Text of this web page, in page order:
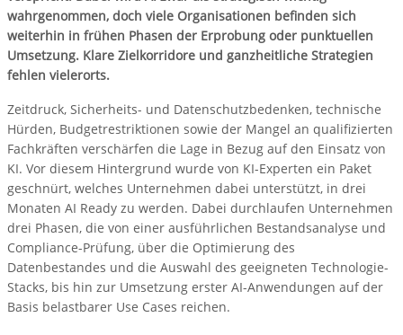
wahrgenommen, doch viele Organisationen befinden sich
weiterhin in frühen Phasen der Erprobung oder punktuellen
Umsetzung. Klare Zielkorridore und ganzheitliche Strategien
fehlen vielerorts.
Zeitdruck, Sicherheits- und Datenschutzbedenken, technische
Hürden, Budgetrestriktionen sowie der Mangel an qualifizierten
Fachkräften verschärfen die Lage in Bezug auf den Einsatz von
KI. Vor diesem Hintergrund wurde von KI-Experten ein Paket
geschnürt, welches Unternehmen dabei unterstützt, in drei
Monaten AI Ready zu werden. Dabei durchlaufen Unternehmen
drei Phasen, die von einer ausführlichen Bestandsanalyse und
Compliance-Prüfung, über die Optimierung des
Datenbestandes und die Auswahl des geeigneten Technologie-
Stacks, bis hin zur Umsetzung erster AI-Anwendungen auf der
Basis belastbarer Use Cases reichen.